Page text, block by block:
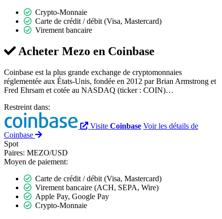
Crypto-Monnaie
Carte de crédit / débit (Visa, Mastercard)
Virement bancaire
Acheter Mezo en Coinbase
Coinbase est la plus grande exchange de cryptomonnaies
réglementée aux États-Unis, fondée en 2012 par Brian Armstrong et
Fred Ehrsam et cotée au NASDAQ (ticker : COIN)…
Restreint dans:
Visite Coinbase Voir les détails de
Coinbase
Spot
Paires: MEZO/USD
Moyen de paiement:
Carte de crédit / débit (Visa, Mastercard)
Virement bancaire (ACH, SEPA, Wire)
Apple Pay, Google Pay
Crypto-Monnaie